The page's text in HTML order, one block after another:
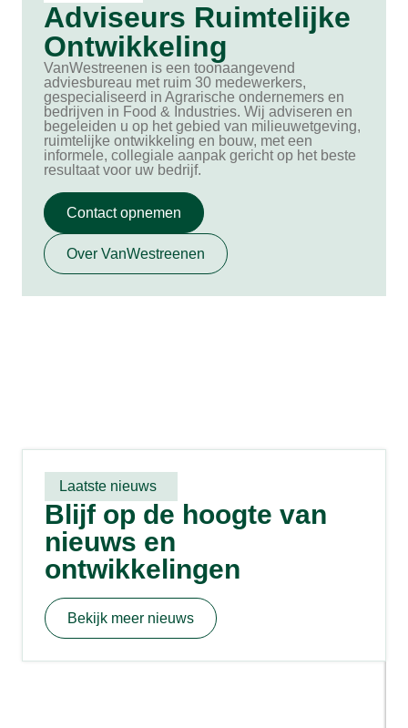
Adviseurs Ruimtelijke
Ontwikkeling
VanWestreenen is een toonaangevend
adviesbureau met ruim 30 medewerkers,
gespecialiseerd in Agrarische ondernemers en
bedrijven in Food & Industries. Wij adviseren en
begeleiden u op het gebied van milieuwetgeving,
ruimtelijke ontwikkeling en bouw, met een
informele, collegiale aanpak gericht op het beste
resultaat voor uw bedrijf.
Contact opnemen
Over VanWestreenen
Laatste nieuws
Blijf op de hoogte van
nieuws en
ontwikkelingen
Bekijk meer nieuws